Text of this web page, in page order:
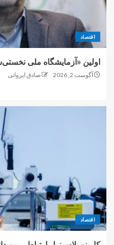
اقتصاد
اولین «آزمایشگاه ملی
آگوست 2, 2026 صادق ایروانی
اقتصاد